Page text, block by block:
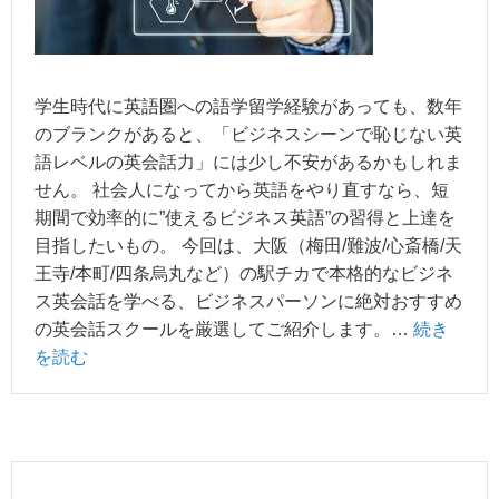
学生時代に英語圏への語学留学経験があっても、数年
のブランクがあると、「ビジネスシーンで恥じない英
語レベルの英会話力」には少し不安があるかもしれま
せん。 社会人になってから英語をやり直すなら、短
期間で効率的に”使えるビジネス英語”の習得と上達を
目指したいもの。 今回は、大阪（梅田/難波/心斎橋/天
王寺/本町/四条烏丸など）の駅チカで本格的なビジネ
ス英会話を学べる、ビジネスパーソンに絶対おすすめ
の英会話スクールを厳選してご紹介します。… 続き
を読む